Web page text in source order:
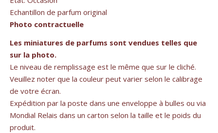
Echantillon de parfum original
Photo contractuelle
Les miniatures de parfums sont vendues telles que
sur la photo.
Le niveau de remplissage est le même que sur le cliché.
Veuillez noter que la couleur peut varier selon le calibrage
de votre écran.
Expédition par la poste dans une enveloppe à bulles ou via
Mondial Relais dans un carton selon la taille et le poids du
produit.